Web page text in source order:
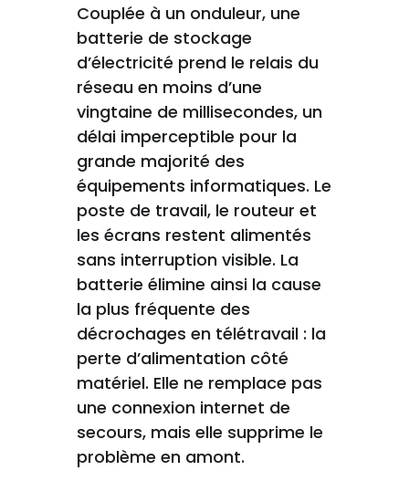
Couplée à un onduleur, une
batterie de stockage
d’électricité prend le relais du
réseau en moins d’une
vingtaine de millisecondes, un
délai imperceptible pour la
grande majorité des
équipements informatiques. Le
poste de travail, le routeur et
les écrans restent alimentés
sans interruption visible. La
batterie élimine ainsi la cause
la plus fréquente des
décrochages en télétravail : la
perte d’alimentation côté
matériel. Elle ne remplace pas
une connexion internet de
secours, mais elle supprime le
problème en amont.